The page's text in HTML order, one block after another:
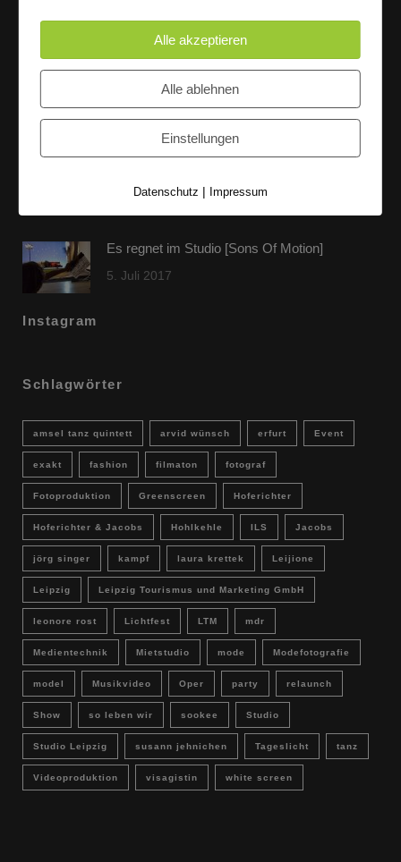
9. Oktober 2017
FLAMINGOCAT Premium Collection [Susann
Es regnet im Studio [Sons Of Motion]
5. Juli 2017
Instagram
Schlagwörter
amsel tanz quintett arvid wünsch erfurt Event
exakt fashion filmaton fotograf
Fotoproduktion Greenscreen Hoferichter
Hoferichter & Jacobs Hohlkehle ILS Jacobs
jörg singer kampf laura krettek Leijione
Leipzig Leipzig Tourismus und Marketing GmbH
leonore rost Lichtfest LTM mdr
Medientechnik Mietstudio mode Modefotografie
model Musikvideo Oper party relaunch
Show so leben wir sookee Studio
Studio Leipzig susann jehnichen Tageslicht tanz
Videoproduktion visagistin white screen
Alle akzeptieren
Alle ablehnen
Einstellungen
Datenschutz | Impressum